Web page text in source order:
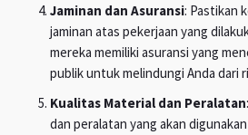
Jaminan dan Asuransi: Pastikan
jaminan atas pekerjaan yang
mereka memiliki asuransi yang
publik untuk melindungi Anda dari
Kualitas Material dan Peralatan
dan peralatan yang akan